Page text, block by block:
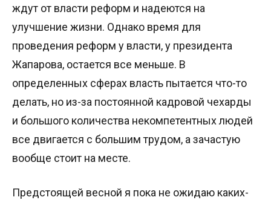
ждут от власти реформ и надеются на
улучшение жизни. Однако время для
проведения реформ у власти, у президента
Жапарова, остается все меньше. В
определенных сферах власть пытается что-то
делать, но из-за постоянной кадровой чехарды
и большого количества некомпетентных людей
все двигается с большим трудом, а зачастую
вообще стоит на месте.
Предстоящей весной я пока не ожидаю каких-